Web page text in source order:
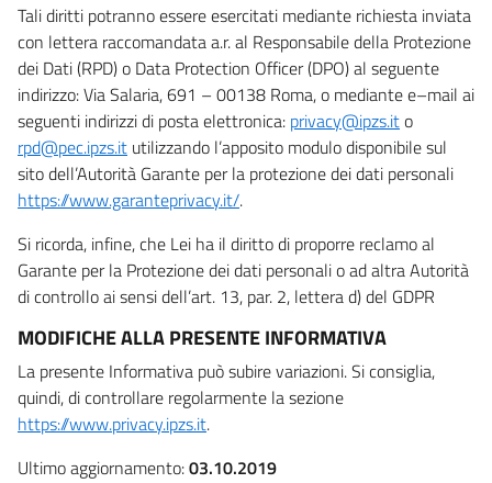
Tali diritti potranno essere esercitati mediante richiesta inviata
con lettera raccomandata a.r. al Responsabile della Protezione
dei Dati (RPD) o Data Protection Officer (DPO) al seguente
indirizzo: Via Salaria, 691 – 00138 Roma, o mediante e–mail ai
seguenti indirizzi di posta elettronica: privacy@ipzs.ito
rpd@pec.ipzs.it utilizzando l’apposito modulo disponibile sul
sito dell’Autorità Garante per la protezione dei dati personali
https://www.garanteprivacy.it/.
Si ricorda, infine, che Lei ha il diritto di proporre reclamo al
Garante per la Protezione dei dati personali o ad altra Autorità
di controllo ai sensi dell’art. 13, par. 2, lettera d) del GDPR
MODIFICHE ALLA PRESENTE INFORMATIVA
La presente Informativa può subire variazioni. Si consiglia,
quindi, di controllare regolarmente la sezione
https://www.privacy.ipzs.it.
Ultimo aggiornamento:03.10.2019